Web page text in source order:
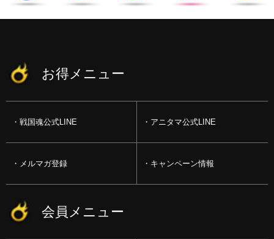
お得メニュー
戦国魂公式LINE アニタマ公式LINE
メルマガ登録 キャンペーン情報
会員メニュー